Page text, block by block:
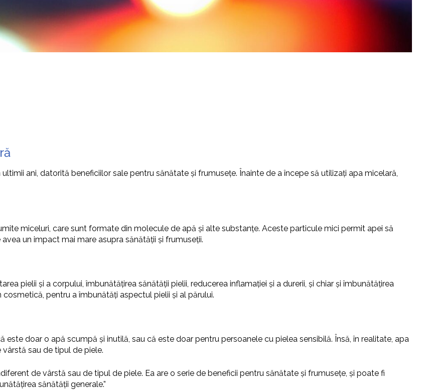
ani, datorită beneficiilor sale pentru sănătate și frumusețe. Înainte de a începe să utilizați apa micelară,
miceluri, care sunt formate din molecule de apă și alte substanțe. Aceste particule mici permit apei să
un impact mai mare asupra sănătății și frumuseții.
pielii și a corpului, îmbunătățirea sănătății pielii, reducerea inflamației și a durerii, și chiar și îmbunătățirea
pentru a îmbunătăți aspectul pielii și al părului.
este doar o apă scumpă și inutilă, sau că este doar pentru persoanele cu pielea sensibilă. Însă, în realitate, apa
sau de tipul de piele.
de vârstă sau de tipul de piele. Ea are o serie de beneficii pentru sănătate și frumusețe, și poate fi
sănătății generale.”